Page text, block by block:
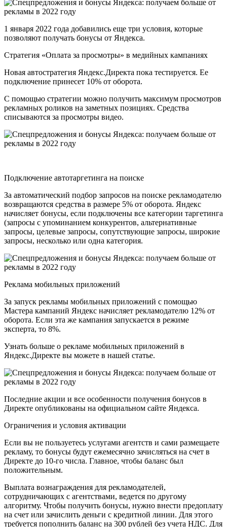
1 января 2022 года добавились еще три условия, которые
позволяют получать бонусы от Яндекса.
Стратегия «Оплата за просмотры» в медийных кампаниях
Новая автостратегия Яндекс.Директа пока тестируется. Ее
подключение принесет 10% от оборота.
С помощью стратегии можно получить максимум просмотров
рекламных роликов на заметных позициях. Средства
списываются за просмотры видео.
Подключение автотаргетинга на поиске
За автоматический подбор запросов на поиске рекламодателю
возвращаются средства в размере 5% от оборота. Яндекс
начисляет бонусы, если подключены все категории таргетинга
(запросы с упоминанием конкурентов, альтернативные
запросы, целевые запросы, сопутствующие запросы, широкие
запросы, несколько или одна категория.
Реклама мобильных приложений
За запуск рекламы мобильных приложений с помощью
Мастера кампаний Яндекс начисляет рекламодателю 12% от
оборота. Если эта же кампания запускается в режиме
эксперта, то 8%.
Узнать больше о рекламе мобильных приложений в
Яндекс.Директе вы можете в нашей статье.
Последние акции и все особенности получения бонусов в
Директе опубликованы на официальном сайте Яндекса.
Ограничения и условия активации
Если вы не пользуетесь услугами агентств и сами размещаете
рекламу, то бонусы будут ежемесячно зачисляться на счет в
Директе до 10-го числа. Главное, чтобы баланс был
положительным.
Выплата вознаграждения для рекламодателей,
сотрудничающих с агентствами, ведется по другому
алгоритму. Чтобы получить бонусы, нужно внести предоплату
на счет или зачислить деньги с кредитной линии. Для этого
требуется пополнить баланс на 300 рублей без учета НДС. Для